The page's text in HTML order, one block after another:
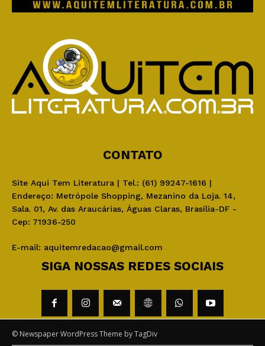
CONTATO
Site Aqui Tem Literatura | Tel.: (61) 99247-1616 |
Endereço: Metrópole Shopping, Mezanino da Loja. 14,
Sala. 01, Av. das Araucárias, Águas Claras, Brasília-DF -
Cep: 71936-250
E-mail: aquitemredacao@gmail.com
SIGA NOSSAS REDES SOCIAIS
© Newspaper WordPress Theme by TagDiv